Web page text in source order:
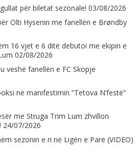
për biletat sezonale! 03/08/2026
Olti Hysenin me fanellën e Brøndby
16 vjet e 6 ditë debutoi me ekipin e
02/08/2026
veshë fanellën e FC Skopje
në manifestimin “Tetova N’festë”
me Struga Trim Lum zhvillon
24/07/2026
sezonin e ri në Ligën e Parë (VIDEO)